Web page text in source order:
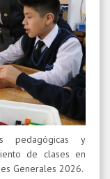
pedagógicas y
de clases en
Generales 2026.